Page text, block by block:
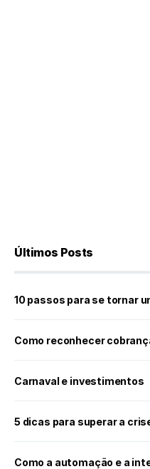
Últimos Posts
10 passos para se tornar
Como reconhecer
Carnaval e investimentos
5 dicas para superar a
Como a automação e a